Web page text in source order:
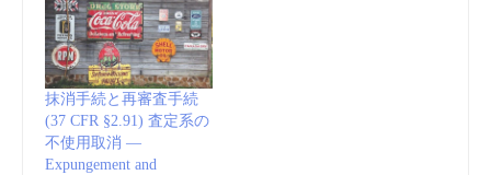
抹消手続と再審査手続
(37 CFR §2.91) 査定系の
不使用取消 —
Expungement and